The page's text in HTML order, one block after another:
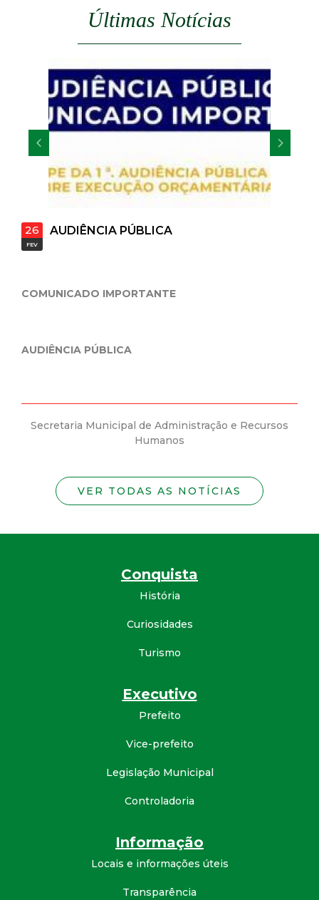
Últimas Notícias
AUDIÊNCIA PÚBLICA
IMPORTANTE
PÚBLICA
Secretaria Municipal de Administração e Recursos
Humanos
VER TODAS AS NOTÍCIAS
Conquista
História
Curiosidades
Turismo
Executivo
Prefeito
Vice-prefeito
Legislação Municipal
Controladoria
Informação
Locais e informações úteis
Transparência